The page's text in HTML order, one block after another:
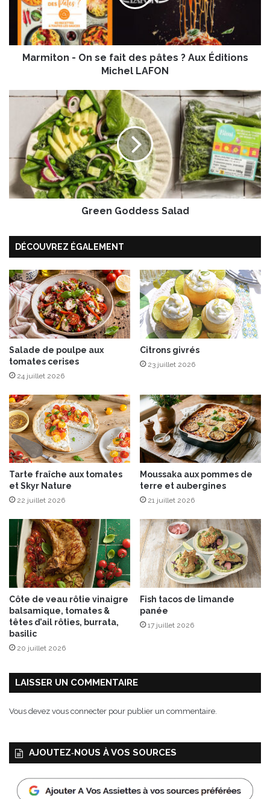
-
e
d
s
p
e
?
A
u
x
É
d
i
t
i
o
s
M
i
c
h
e
L
A
Marmiton - On se fait des pâtes ? Aux Éditions
Michel LAFON
G
G
d
d
s
l
a
d
Green Goddess Salad
DÉCOUVREZ ÉGALEMENT
Salade de poulpe aux
tomates cerises
24 juillet 2026
Citrons givrés
23 juillet 2026
Tarte fraîche aux tomates
et Skyr Nature
22 juillet 2026
Moussaka aux pommes de
terre et aubergines
21 juillet 2026
Côte de veau rôtie vinaigre
balsamique, tomates &
têtes d’ail rôties, burrata,
basilic
20 juillet 2026
Fish tacos de limande
panée
17 juillet 2026
LAISSER UN COMMENTAIRE
Vous devez vous connecter pour publier un commentaire.
AJOUTEZ‑NOUS À VOS SOURCES